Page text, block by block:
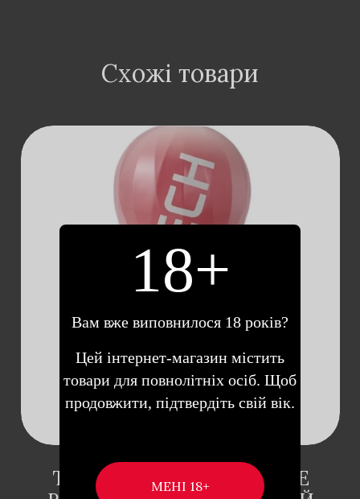
Схожі товари
ДОДАТИ В
TENGA AIR-TECH SQUEEZE
18+
Вам вже виповнилося 18 років?
Цей інтернет-магазин містить
товари для повнолітніх осіб. Щоб
продовжити, підтвердіть свій вік.